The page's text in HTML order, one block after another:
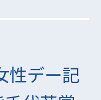
性デー記